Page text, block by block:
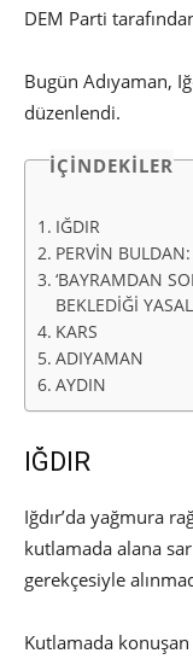
DEM Parti
Bugün Adıyaman,
düzenlendi.
İÇİNDEKİLER
IĞDIR
PERVİN
‘BAYRAMDAN
BEKLEDİĞİ
KARS
ADIYAMAN
AYDIN
IĞDIR
Iğdır’da yağmura
kutlamada alana
gerekçesiyle
Kutlamada